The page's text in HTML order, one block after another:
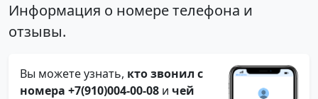
Информация о номере телефона и
отзывы.
Вы можете узнать, кто звонил с
номера +7(910)004-00-08 и чей